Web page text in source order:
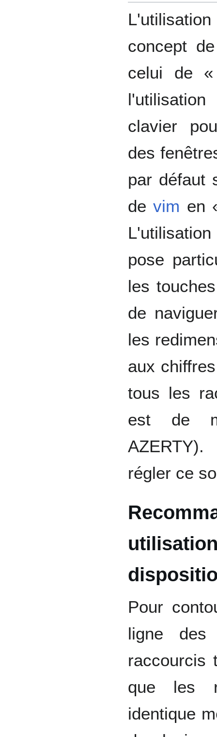
concept
celui de
clavier
des
par défaut
devim en
pose
les
de
les
aux
tous les
est de
régler ce
Pour
ligne
raccourcis
que les
identique